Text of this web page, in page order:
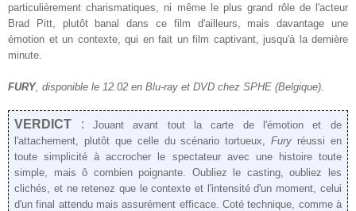
particulièrement charismatiques, ni même le plus grand rôle de l'acteur
Brad Pitt, plutôt banal dans ce film d'ailleurs, mais davantage une
émotion et un contexte, qui en fait un film captivant, jusqu'à la dernière
minute.
FURY, disponible le 12.02 en Blu-ray et DVD chez SPHE (Belgique).
VERDICT : Jouant avant tout la carte de l'émotion et de
l'attachement, plutôt que celle du scénario tortueux,Fury réussi en
toute simplicité à accrocher le spectateur avec une histoire toute
simple, mais ô combien poignante. Oubliez le casting, oubliez les
clichés, et ne retenez que le contexte et l'intensité d'un moment, celui
d'un final attendu mais assurément efficace. Coté technique, comme à